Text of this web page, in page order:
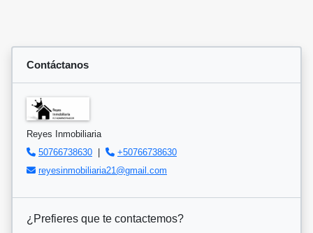
Contáctanos
Reyes Inmobiliaria
50766738630 |
+50766738630
reyesinmobiliaria21@gmail.com
¿Prefieres que te contactemos?